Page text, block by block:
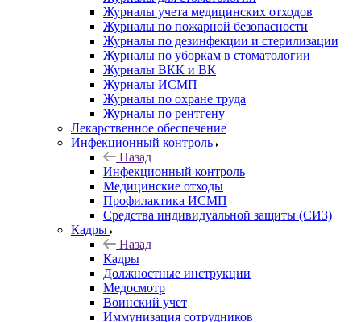
Журналы учета медицинских отходов
Журналы по пожарной безопасности
Журналы по дезинфекции и стерилизации
Журналы по уборкам в стоматологии
Журналы ВКК и ВК
Журналы ИСМП
Журналы по охране труда
Журналы по рентгену
Лекарственное обеспечение
Инфекционный контроль
Назад
Инфекционный контроль
Медицинские отходы
Профилактика ИСМП
Средства индивидуальной защиты (СИЗ)
Кадры
Назад
Кадры
Должностные инструкции
Медосмотр
Воинский учет
Иммунизация сотрудников